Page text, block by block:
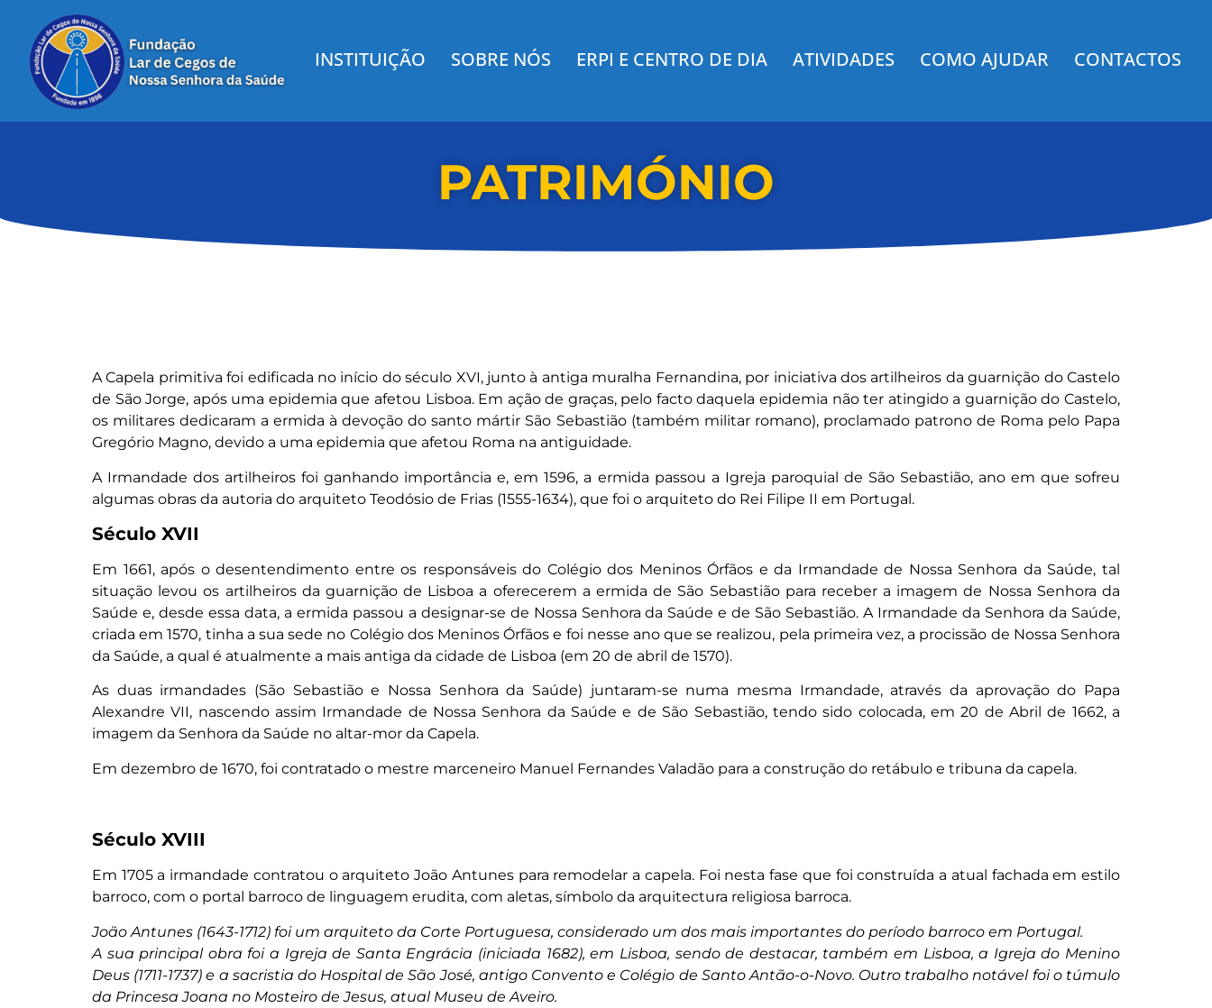
INSTITUIÇÃO SOBRE NÓS ERPI E CENTRO DE DIA ATIVIDADES COMO AJUDAR CONTACTOS
PATRIMÓNIO
A Capela primitiva foi edificada no início do século XVI, junto à antiga muralha Fernandina, por iniciativa dos artilheiros da guarnição do Castelo
de São Jorge, após uma epidemia que afetou Lisboa. Em ação de graças, pelo facto daquela epidemia não ter atingido a guarnição do Castelo,
os militares dedicaram a ermida à devoção do santo mártir São Sebastião (também militar romano), proclamado patrono de Roma pelo Papa
Gregório Magno, devido a uma epidemia que afetou Roma na antiguidade.
A Irmandade dos artilheiros foi ganhando importância e, em 1596, a ermida passou a Igreja paroquial de São Sebastião, ano em que sofreu
algumas obras da autoria do arquiteto Teodósio de Frias (1555-1634), que foi o arquiteto do Rei Filipe II em Portugal.
Século XVII
Em 1661, após o desentendimento entre os responsáveis do Colégio dos Meninos Órfãos e da Irmandade de Nossa Senhora da Saúde, tal
situação levou os artilheiros da guarnição de Lisboa a oferecerem a ermida de São Sebastião para receber a imagem de Nossa Senhora da
Saúde e, desde essa data, a ermida passou a designar-se de Nossa Senhora da Saúde e de São Sebastião. A Irmandade da Senhora da Saúde,
criada em 1570, tinha a sua sede no Colégio dos Meninos Órfãos e foi nesse ano que se realizou, pela primeira vez, a procissão de Nossa Senhora
da Saúde, a qual é atualmente a mais antiga da cidade de Lisboa (em 20 de abril de 1570).
As duas irmandades (São Sebastião e Nossa Senhora da Saúde) juntaram-se numa mesma Irmandade, através da aprovação do Papa
Alexandre VII, nascendo assim Irmandade de Nossa Senhora da Saúde e de São Sebastião, tendo sido colocada, em 20 de Abril de 1662, a
imagem da Senhora da Saúde no altar-mor da Capela.
Em dezembro de 1670, foi contratado o mestre marceneiro Manuel Fernandes Valadão para a construção do retábulo e tribuna da capela.
Século XVIII
Em 1705 a irmandade contratou o arquiteto João Antunes para remodelar a capela. Foi nesta fase que foi construída a atual fachada em estilo
barroco, com o portal barroco de linguagem erudita, com aletas, símbolo da arquitectura religiosa barroca.
João Antunes (1643-1712) foi um arquiteto da Corte Portuguesa, considerado um dos mais importantes do período barroco em Portugal.
A sua principal obra foi a Igreja de Santa Engrácia (iniciada 1682), em Lisboa, sendo de destacar, também em Lisboa, a Igreja do Menino
Deus (1711-1737) e a sacristia do Hospital de São José, antigo Convento e Colégio de Santo Antão-o-Novo. Outro trabalho notável foi o túmulo
da Princesa Joana no Mosteiro de Jesus, atual Museu de Aveiro.